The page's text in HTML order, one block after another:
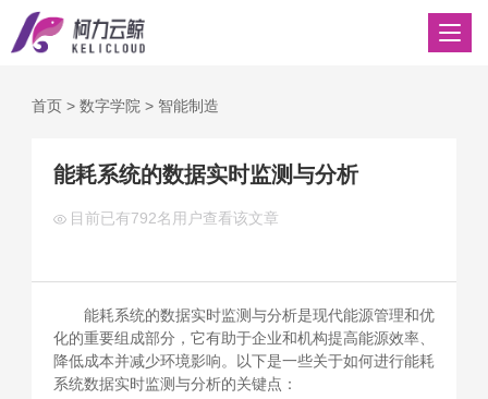
首页> 数字学院 > 智能制造
能耗系统的数据实时监测与分析
目前已有792名用户查看该文章
能耗系统的数据实时监测与分析是现代能源管理和优
化的重要组成部分，它有助于企业和机构提高能源效率、
降低成本并减少环境影响。以下是一些关于如何进行能耗
系统数据实时监测与分析的关键点：